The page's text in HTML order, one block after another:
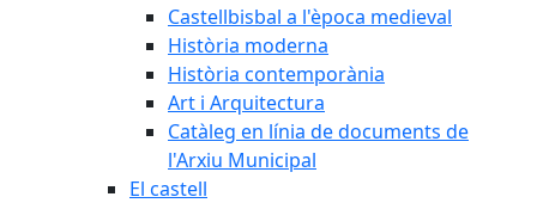
Castellbisbal a l'època medieval
Història moderna
Història contemporània
Art i Arquitectura
Catàleg en línia de documents de
l'Arxiu Municipal
El castell